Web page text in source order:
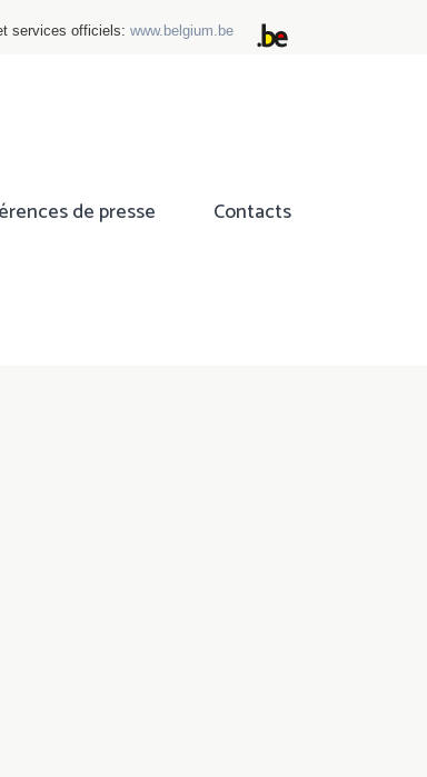
services officiels: www.belgium.be
de presse Contacts